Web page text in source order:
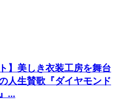
】美しき衣装工房を舞台
人生賛歌『ダイヤモンド
...